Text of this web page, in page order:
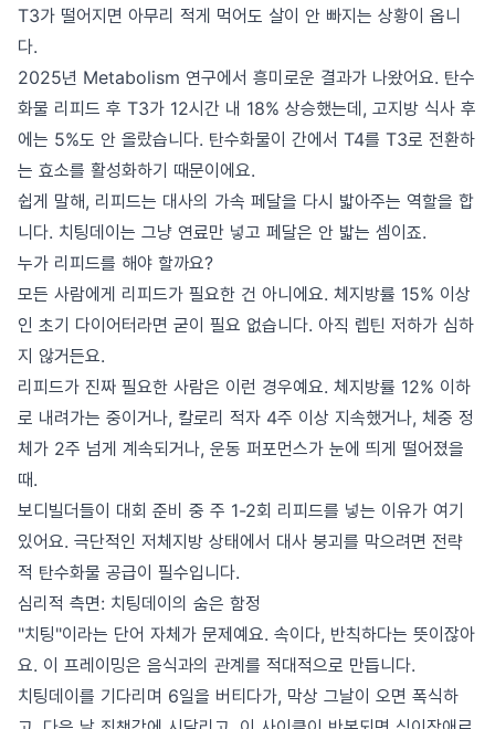
T3가 떨어지면 아무리 적게 먹어도 살이 안 빠지는 상황이 옵니
다.
2025년 Metabolism 연구에서 흥미로운 결과가 나왔어요. 탄수
화물 리피드 후 T3가 12시간 내 18% 상승했는데, 고지방 식사 후
에는 5%도 안 올랐습니다. 탄수화물이 간에서 T4를 T3로 전환하
는 효소를 활성화하기 때문이에요.
쉽게 말해, 리피드는 대사의 가속 페달을 다시 밟아주는 역할을 합
니다. 치팅데이는 그냥 연료만 넣고 페달은 안 밟는 셈이죠.
누가 리피드를 해야 할까요?
모든 사람에게 리피드가 필요한 건 아니에요. 체지방률 15% 이상
인 초기 다이어터라면 굳이 필요 없습니다. 아직 렙틴 저하가 심하
지 않거든요.
리피드가 진짜 필요한 사람은 이런 경우예요. 체지방률 12% 이하
로 내려가는 중이거나, 칼로리 적자 4주 이상 지속했거나, 체중 정
체가 2주 넘게 계속되거나, 운동 퍼포먼스가 눈에 띄게 떨어졌을
때.
보디빌더들이 대회 준비 중 주 1-2회 리피드를 넣는 이유가 여기
있어요. 극단적인 저체지방 상태에서 대사 붕괴를 막으려면 전략
적 탄수화물 공급이 필수입니다.
심리적 측면: 치팅데이의 숨은 함정
"치팅"이라는 단어 자체가 문제예요. 속이다, 반칙하다는 뜻이잖아
요. 이 프레이밍은 음식과의 관계를 적대적으로 만듭니다.
치팅데이를 기다리며 6일을 버티다가, 막상 그날이 오면 폭식하